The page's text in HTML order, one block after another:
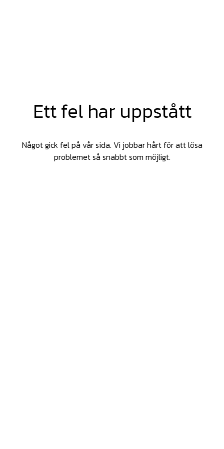
Ett fel har uppstått
Något gick fel på vår sida. Vi jobbar hårt för att lösa
problemet så snabbt som möjligt.